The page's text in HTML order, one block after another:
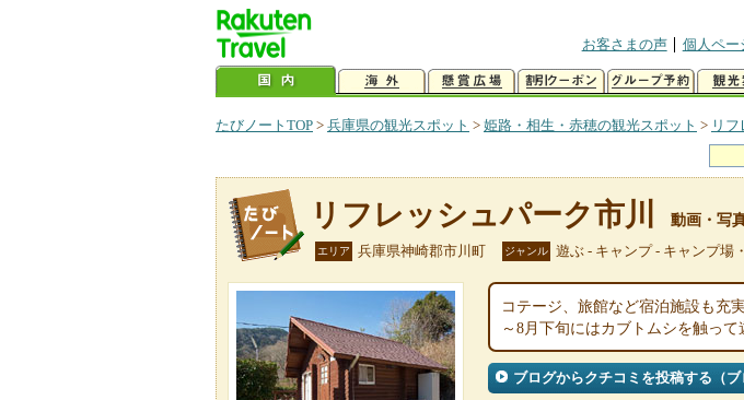
お客さまの声
個人ペー
たびノートTOP > 兵庫県の観光スポット > 姫路・相生・赤穂の観光スポット > リ
リフレッシュパーク市川 動画・写
エリア 兵庫県神崎郡市川町 ジャンル 遊ぶ - キャンプ - キャンプ場
コテージ、旅館など宿泊施設も充
～8月下旬にはカブトムシを触っ
ブログからクチコミを投稿する（ブ